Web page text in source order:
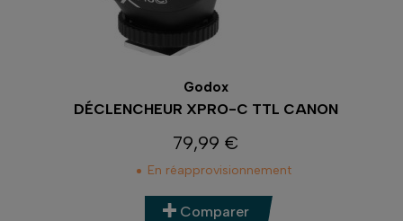
Godox
DÉCLENCHEUR XPRO-C TTL CANON
Prix
79,99 €
En réapprovisionnement
Comparer